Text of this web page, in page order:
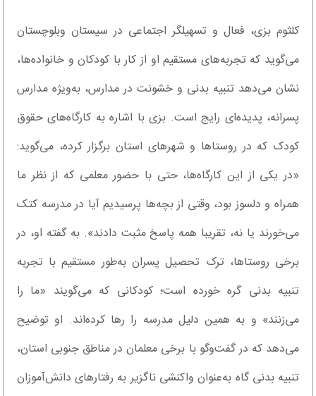
کلثوم بزی، فعال و تسهیلگر اجتماعی در سیستان وبلوچستان
می‌گوید که تجربه‌های مستقیم او از کار با کودکان و خانواده‌ها،
نشان می‌دهد تنبیه بدنی و خشونت در مدارس، به‌ویژه مدارس
پسرانه، پدیده‌ای رایج است. بزی با اشاره به کارگاه‌های حقوق
کودک که در روستا‌ها و شهر‌های استان برگزار کرده، می‌گوید:
«در یکی از این کارگاه‌ها، حتی با حضور معلمی که از نظر ما
همراه و دلسوز بود، وقتی از بچه‌ها پرسیدیم آیا در مدرسه کتک
می‌خورند یا نه، تقریبا همه پاسخ مثبت دادند». به گفته او، در
برخی روستاها، ترک تحصیل پسران به‌طور مستقیم با تجربه
تنبیه بدنی گره خورده است؛ کودکانی که می‌گویند «ما را
می‌زنند» و به همین دلیل مدرسه را رها کرده‌اند. او توضیح
می‌دهد که در گفت‌و‌گو با برخی معلمان در مناطق جنوبی استان،
تنبیه بدنی گاه به‌عنوان واکنشی ناگزیر به رفتار‌های دانش‌آموزان